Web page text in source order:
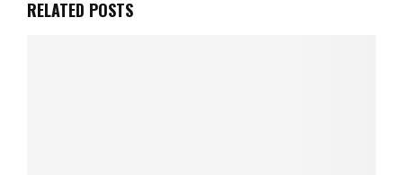
RELATED POSTS